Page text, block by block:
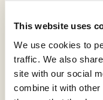
This website uses
We use cookies to
traffic. We also
site with our social
combine it with other